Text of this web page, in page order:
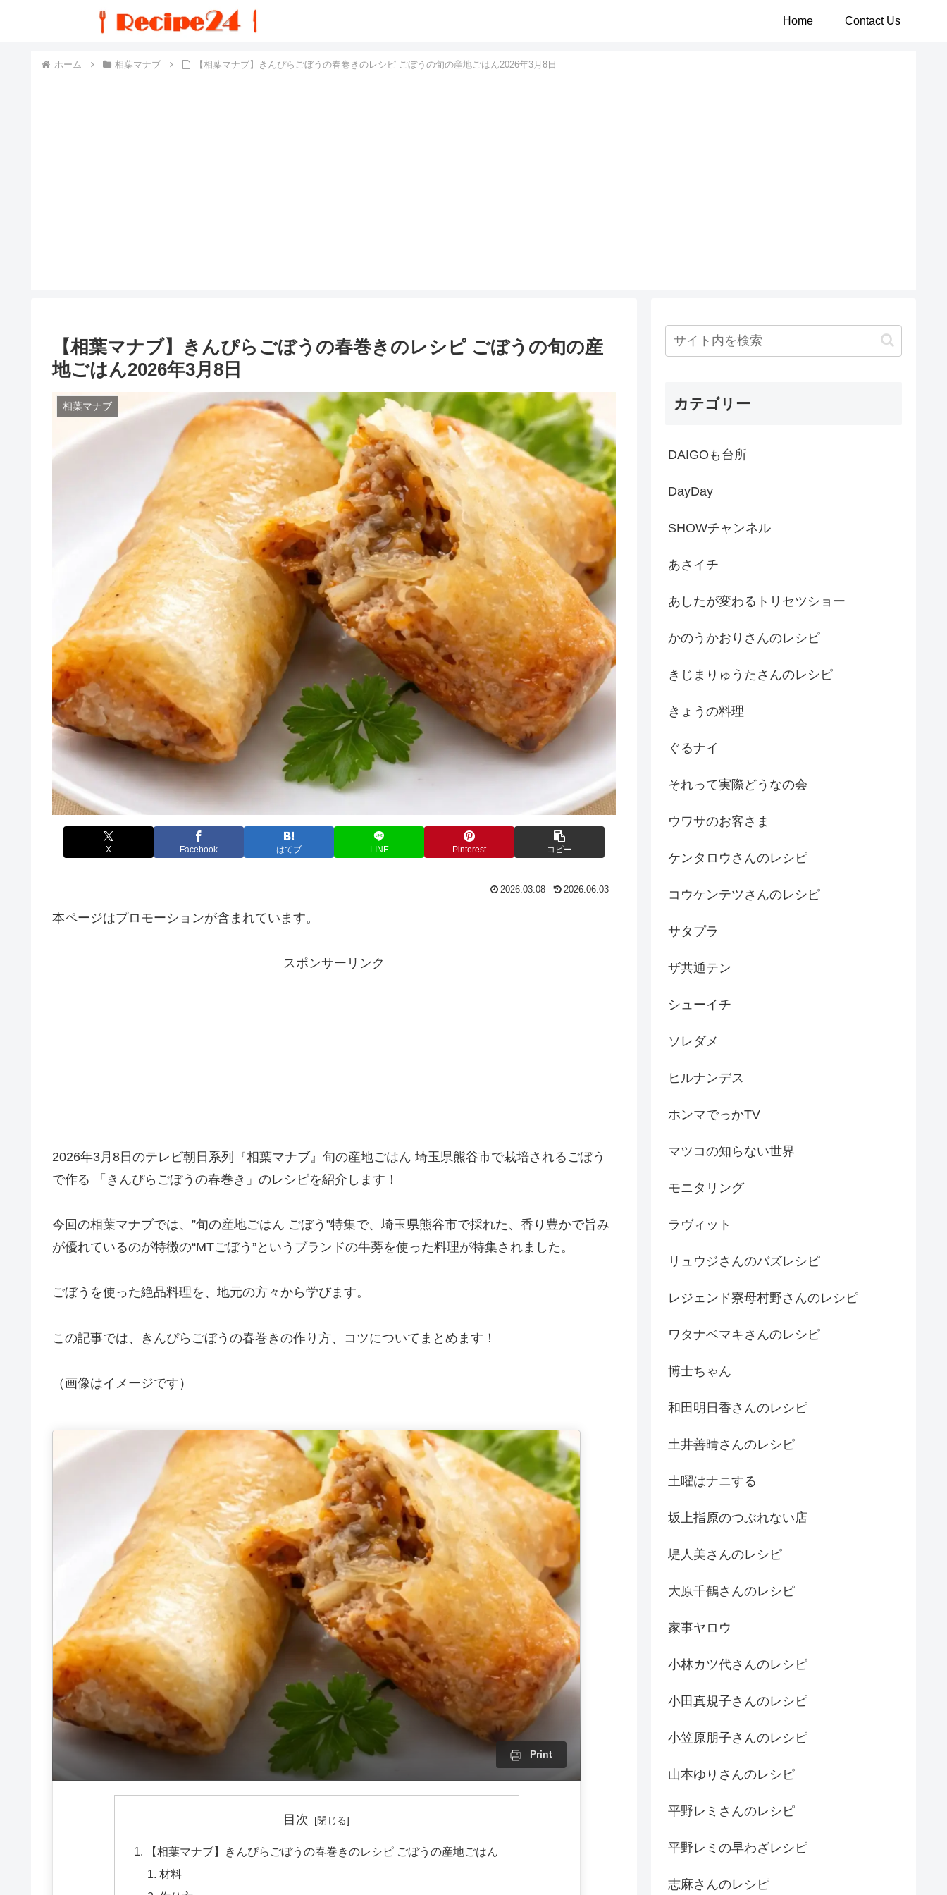
Home Contact Us
ホーム 相葉マナブ 【相葉マナブ】きんぴらごぼうの春巻きのレシピ ごぼうの旬の産地ごはん2026年3月8日
【相葉マナブ】きんぴらごぼうの春巻きのレシピ ごぼうの旬の産
地ごはん2026年3月8日
相葉マナブ
X Facebook はてブ LINE Pinterest コピー
2026.03.08 2026.06.03
本ページはプロモーションが含まれています。
スポンサーリンク
2026年3月8日のテレビ朝日系列『相葉マナブ』旬の産地ごはん 埼玉県熊谷市で栽培されるごぼう
で作る 「きんぴらごぼうの春巻き」のレシピを紹介します！
今回の相葉マナブでは、”旬の産地ごはん ごぼう”特集で、埼玉県熊谷市で採れた、香り豊かで旨み
が優れているのが特徴の“MTごぼう”というブランドの牛蒡を使った料理が特集されました。
ごぼうを使った絶品料理を、地元の方々から学びます。
この記事では、きんぴらごぼうの春巻きの作り方、コツについてまとめます！
（画像はイメージです）
Print
目次
【相葉マナブ】きんぴらごぼうの春巻きのレシピ ごぼうの産地ごはん
材料
カテゴリー
DAIGOも台所
DayDay
SHOWチャンネル
あさイチ
あしたが変わるトリセツショー
かのうかおりさんのレシピ
きじまりゅうたさんのレシピ
きょうの料理
ぐるナイ
それって実際どうなの会
ウワサのお客さま
ケンタロウさんのレシピ
コウケンテツさんのレシピ
サタプラ
ザ共通テン
シューイチ
ソレダメ
ヒルナンデス
ホンマでっかTV
マツコの知らない世界
モニタリング
ラヴィット
リュウジさんのバズレシピ
レジェンド寮母村野さんのレシピ
ワタナベマキさんのレシピ
博士ちゃん
和田明日香さんのレシピ
土井善晴さんのレシピ
土曜はナニする
坂上指原のつぶれない店
堤人美さんのレシピ
大原千鶴さんのレシピ
家事ヤロウ
小林カツ代さんのレシピ
小田真規子さんのレシピ
小笠原朋子さんのレシピ
山本ゆりさんのレシピ
平野レミさんのレシピ
平野レミの早わざレシピ
志麻さんのレシピ